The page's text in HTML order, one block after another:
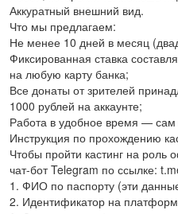
Аккуратный внешний вид.
Что мы предлагаем:
Не менее 10 дней в месяц
Фиксированная ставка
на любую карту банка;
Все донаты от зрителей
1000 рублей на аккаунте;
Работа в удобное время —
Инструкция по прохождению
Чтобы пройти кастинг на роль
чат-бот Telegram по ссылке:
1. ФИО по паспорту (эти
2. Идентификатор на